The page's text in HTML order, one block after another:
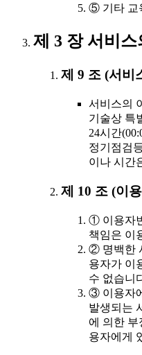
⑤ 기타 교
제 3 장 서비스
제 9 조 (서비
서비스의
기술상 특
24시간
정기점검
이나 시간
제 10 조 (이
① 이용자
책임은 이
② 명백한
용자가 이
수 없습니
③ 이용자
발생되는
에 의한 부
용자에게